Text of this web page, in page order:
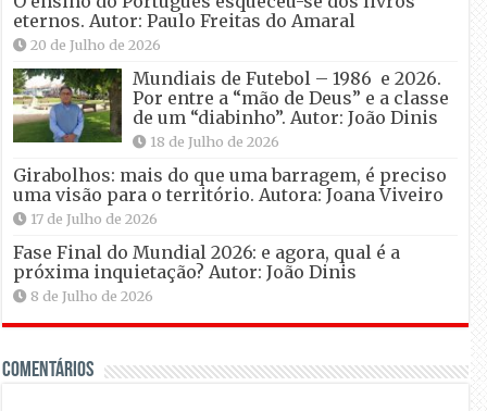
eternos. Autor: Paulo Freitas do Amaral
20 de Julho de 2026
Mundiais de Futebol – 1986 e 2026.
Por entre a “mão de Deus” e a classe
de um “diabinho”. Autor: João Dinis
18 de Julho de 2026
Girabolhos: mais do que uma barragem, é preciso
uma visão para o território. Autora: Joana Viveiro
17 de Julho de 2026
Fase Final do Mundial 2026: e agora, qual é a
próxima inquietação? Autor: João Dinis
8 de Julho de 2026
Comentários